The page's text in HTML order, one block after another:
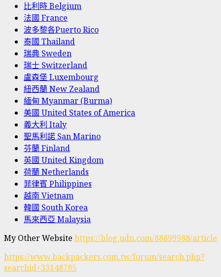
比利時 Belgium
法國 France
波多黎各Puerto Rico
泰國 Thailand
瑞典 Sweden
瑞士 Switzerland
盧森堡 Luxembourg
紐西蘭 New Zealand
緬甸 Myanmar (Burma)
美國 United States of America
義大利 Italy
聖馬利諾 San Marino
芬蘭 Finland
英國 United Kingdom
荷蘭 Netherlands
菲律賓 Philippines
越南 Vietnam
韓國 South Korea
馬來西亞 Malaysia
My Other Website https://blog.udn.com/88899988/article
https://www.backpackers.com.tw/forum/search.php?
searchid=33148785